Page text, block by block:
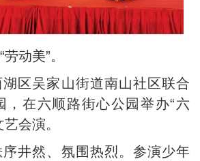
动美”。
区吴家山街道南山社区联合
，在六顺路街心公园举办“六
会演。
井然、氛围热烈。参演少年